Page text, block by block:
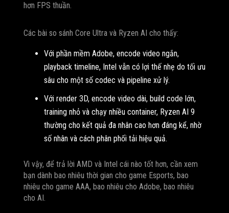
hơn FPS thuần.
Các bài so sánh Core Ultra và Ryzen AI cho thấy:
Với phần mềm Adobe, encode video ngắn,
playback timeline, Intel vẫn có lợi thế nhẹ do tối ưu
sâu cho một số codec và pipeline xử lý.
Với render 3D, encode video dài, build code lớn,
training nhỏ và chạy nhiều container, Ryzen AI 9
thường cho kết quả đa nhân cao hơn đáng kể, nhờ
số nhân và cách phân phối tải hiệu quả.
Vì vậy, để trả lời AMD và Intel cái nào tốt hơn, cần xem
bạn dành bao nhiêu thời gian cho game Esports, bao
nhiêu cho game AAA, bao nhiêu cho Adobe, bao nhiêu
cho AI.